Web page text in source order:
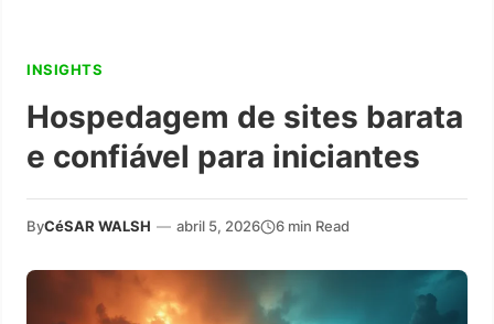
INSIGHTS
Hospedagem de sites barata
e confiável para iniciantes
ByCéSAR WALSH — abril 5, 2026 6 min Read